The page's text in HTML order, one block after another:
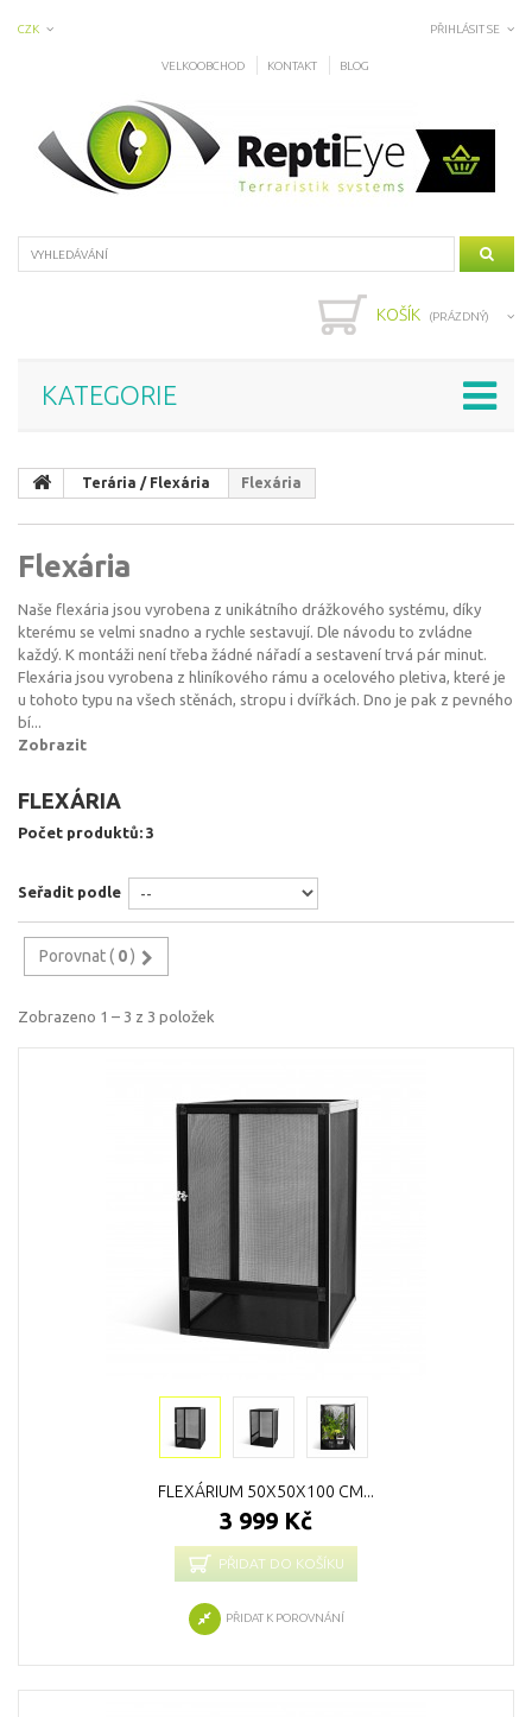
PŘIHLÁSIT SE
CZK
VELKOOBCHOD KONTAKT BLOG
KOŠÍK (PRÁZDNÝ)
KATEGORIE
Terária / Flexária Flexária
Flexária
Naše flexária jsou vyrobena z unikátního drážkového systému, díky
kterému se velmi snadno a rychle sestavují. Dle návodu to zvládne
každý. K montáži není třeba žádné nářadí a sestavení trvá pár minut.
Flexária jsou vyrobena z hliníkového rámu a ocelového pletiva, které je
u tohoto typu na všech stěnách, stropu i dvířkách. Dno je pak z pevného
bí...
Zobrazit
FLEXÁRIA
Počet produktů: 3
Seřadit podle
Porovnat ( 0)
Zobrazeno 1 – 3 z 3 položek
FLEXÁRIUM 50X50X100 CM...
3 999 Kč
PŘIDAT DO KOŠÍKU
PŘIDAT K POROVNÁNÍ